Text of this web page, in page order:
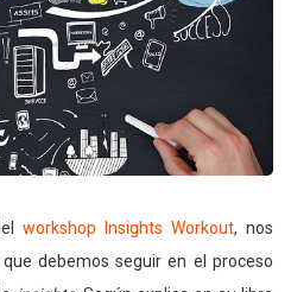
workshop Insights Workout, nos
debemos seguir en el proceso